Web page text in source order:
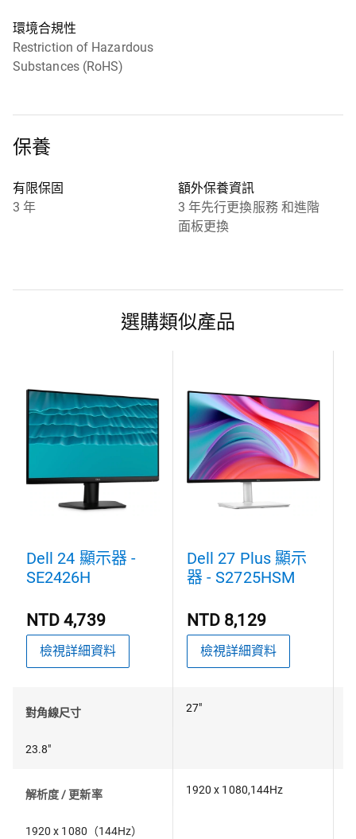
環境合規性
Restriction of Hazardous
Substances (RoHS)
保養
有限保固
3 年
額外保養資訊
3 年先行更換服務 和進階
面板更換
選購類似產品
Dell 24 顯示器 -
SE2426H
NTD 4,739
檢視詳細資料
Dell 27 Plus 顯示
器 - S2725HSM
NTD 8,129
檢視詳細資料
對角線尺寸
23.8"
27"
解析度 / 更新率
1920 x 1080（144Hz）
1920 x 1080,144Hz